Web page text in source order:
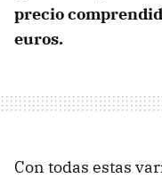
precio
euros.
Con todas estas